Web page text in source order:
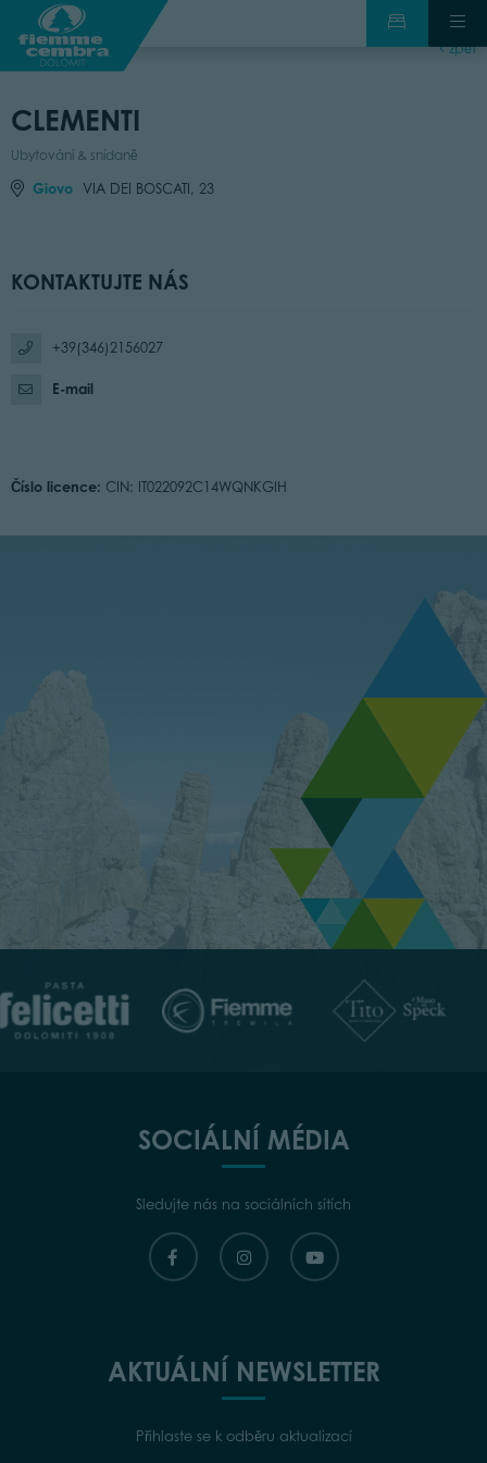
zpět
CLEMENTI
Ubytování & snídaně
Giovo VIA DEI BOSCATI, 23
KONTAKTUJTE NÁS
+39(346)2156027
E-mail
Číslo licence: CIN: IT022092C14WQNKGIH
SOCIÁLNÍ MÉDIA
Sledujte nás na sociálních sítích
AKTUÁLNÍ NEWSLETTER
Přihlaste se k odběru aktualizací